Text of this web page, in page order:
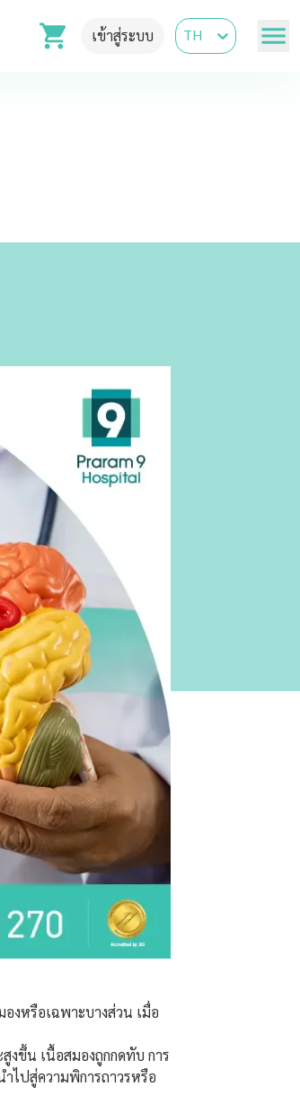
เข้าสู่ระบบ TH
งหรือเฉพาะบางส่วน เมื่อ
งขึ้น เนื้อสมองถูกกดทับ การ
ำไปสู่ความพิการถาวรหรือ